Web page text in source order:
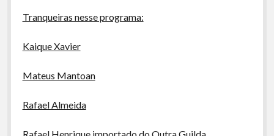
Tranqueiras nesse programa:
Kaique Xavier
Mateus Mantoan
Rafael Almeida